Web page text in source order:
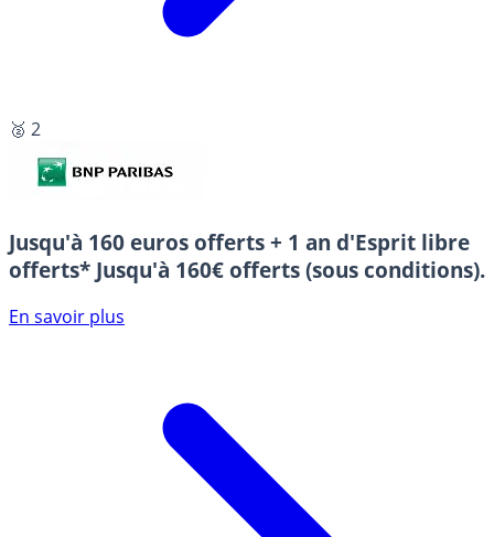
🥈 2
Jusqu'à 160 euros offerts + 1 an d'Esprit libre
offerts* Jusqu'à 160€ offerts (sous conditions).
En savoir plus